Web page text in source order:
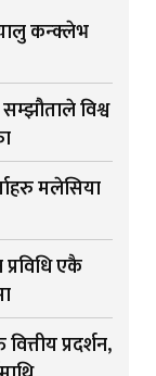
कन्क्लेभ
विश्व
मलेसिया
एकै
प्रदर्शन,